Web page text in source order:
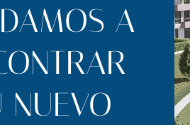
A
NUEVO